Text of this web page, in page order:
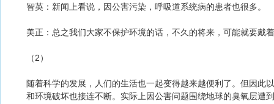
智英：新闻上看说，因公害污染，呼吸道系统病的患者也很多。
美正：总之我们大家不保护环境的话，不久的将来，可能就要戴
（2）
随着科学的发展，人们的生活也一起变得越来越便利了。但因此
和环境破坏也接连不断。实际上因公害问题围绕地球的臭氧层遭